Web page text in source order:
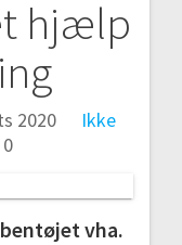
hjælp
2020
Ikke
0
vha.